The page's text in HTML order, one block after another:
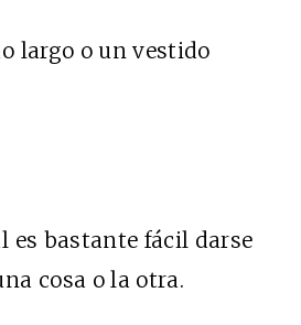
largo o un vestido
es bastante fácil darse
cosa o la otra.